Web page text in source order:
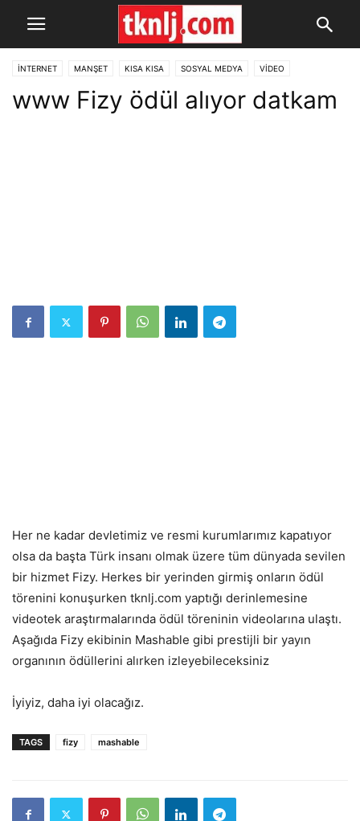
İNTERNET MANŞET KISA KISA SOSYAL MEDYA VİDEO
www Fizy ödül alıyor datkam
Her ne kadar devletimiz ve resmi kurumlarımız kapatıyor
olsa da başta Türk insanı olmak üzere tüm dünyada sevilen
bir hizmet Fizy. Herkes bir yerinden girmiş onların ödül
törenini konuşurken tknlj.com yaptığı derinlemesine
videotek araştırmalarında ödül töreninin videolarına ulaştı.
Aşağıda Fizy ekibinin Mashable gibi prestijli bir yayın
organının ödüllerini alırken izleyebileceksiniz
İyiyiz, daha iyi olacağız.
TAGS fizy mashable